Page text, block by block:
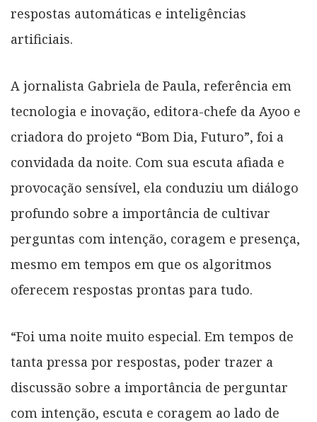
respostas automáticas e inteligências
artificiais.
A jornalista Gabriela de Paula, referência em
tecnologia e inovação, editora-chefe da Ayoo e
criadora do projeto “Bom Dia, Futuro”, foi a
convidada da noite. Com sua escuta afiada e
provocação sensível, ela conduziu um diálogo
profundo sobre a importância de cultivar
perguntas com intenção, coragem e presença,
mesmo em tempos em que os algoritmos
oferecem respostas prontas para tudo.
“Foi uma noite muito especial. Em tempos de
tanta pressa por respostas, poder trazer a
discussão sobre a importância de perguntar
com intenção, escuta e coragem ao lado de